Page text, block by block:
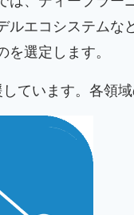
ルエコシステムな
選定します。
ています。各領域